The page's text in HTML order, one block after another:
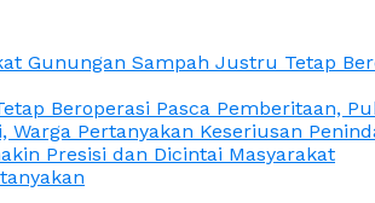
Gunungan Sampah Justru Tetap
Beroperasi Pasca Pemberitaan,
Pertanyakan Keseriusan
Presisi dan Dicintai Masyarakat